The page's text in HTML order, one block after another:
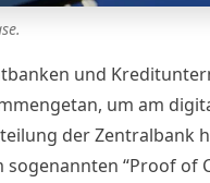
und
um am
der Zentralbank
“Proof of